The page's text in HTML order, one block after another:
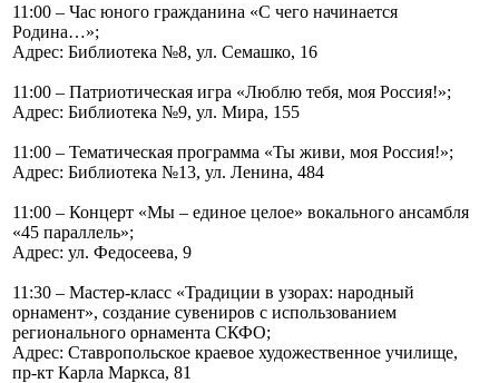
11:00 – Час юного гражданина «С чего начинается
Родина…»;
Адрес: Библиотека №8, ул. Семашко, 16
11:00 – Патриотическая игра «Люблю тебя, моя Россия!»;
Адрес: Библиотека №9, ул. Мира, 155
11:00 – Тематическая программа «Ты живи, моя Россия!»;
Адрес: Библиотека №13, ул. Ленина, 484
11:00 – Концерт «Мы – единое целое» вокального ансамбля
«45 параллель»;
Адрес: ул. Федосеева, 9
11:30 – Мастер-класс «Традиции в узорах: народный
орнамент», создание сувениров с использованием
регионального орнамента СКФО;
Адрес: Ставропольское краевое художественное училище,
пр-кт Карла Маркса, 81